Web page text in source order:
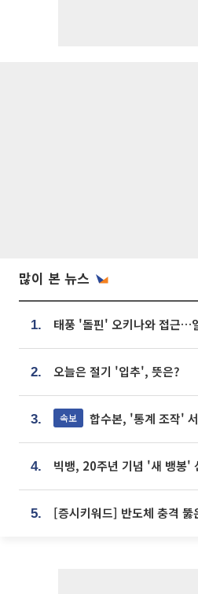
많이 본 뉴스
1.
2. 오늘은 절기 '입추', 뜻은?
3. 속보 합수본, '통계 조작' 서울·경기·
4.
5.